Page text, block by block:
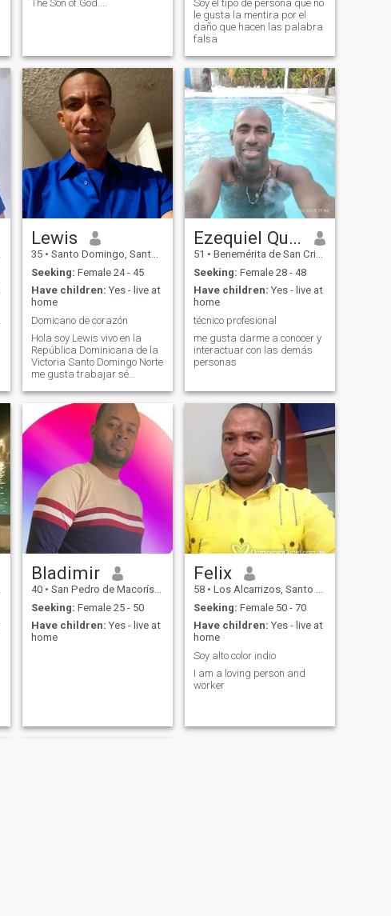
The Son of God....
Soy el tipo de persona que no
le gusta la mentira por el
daño que hacen las palabra
falsa
Lewis
35 • Santo Domingo, Santo Domingo, Dominican Republic
Seeking: Female 24 - 45
Have children: Yes - live at
home
Domicano de corazón
Hola soy Lewis vivo en la
República Dominicana de la
Victoria Santo Domingo Norte
me gusta trabajar sé
enamoro mucho ya usted
sabe
Ezequiel Quezada
51 • Benemérita de San Cristóbal, San Cristóbal, Dominican Republ...
Seeking: Female 28 - 48
Have children: Yes - live at
home
técnico profesional
me gusta darme a conocer y
interactuar con las demás
personas
Bladimir
40 • San Pedro de Macorís, San Pedro de Macorís, Dominican Republ...
Seeking: Female 25 - 50
Have children: Yes - live at
home
Felix
58 • Los Alcarrizos, Santo Domingo, Dominican Republic
Seeking: Female 50 - 70
Have children: Yes - live at
home
Soy alto color indio
I am a loving person and
worker